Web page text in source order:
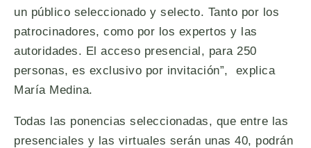
un público seleccionado y selecto. Tanto por los
patrocinadores, como por los expertos y las
autoridades. El acceso presencial, para 250
personas, es exclusivo por invitación”, explica
María Medina.
Todas las ponencias seleccionadas, que entre las
presenciales y las virtuales serán unas 40, podrán